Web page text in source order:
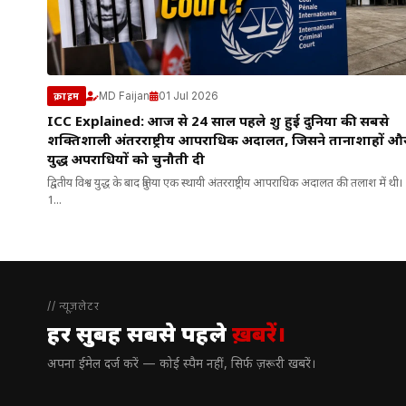
क्राइम MD Faijan 01 Jul 2026
ICC Explained: आज से 24 साल पहले शुरू हुई दुनिया की सबसे
शक्तिशाली अंतरराष्ट्रीय आपराधिक अदालत, जिसने तानाशाहों
युद्ध अपराधियों को चुनौती दी
द्वितीय विश्व युद्ध के बाद दुनिया एक स्थायी अंतरराष्ट्रीय आपराधिक अदालत की तलाश में थी।
1...
// न्यूज़लेटर
हर सुबह सबसे पहलेख़बरें।
अपना ईमेल दर्ज करें — कोई स्पैम नहीं, सिर्फ ज़रूरी खबरें।